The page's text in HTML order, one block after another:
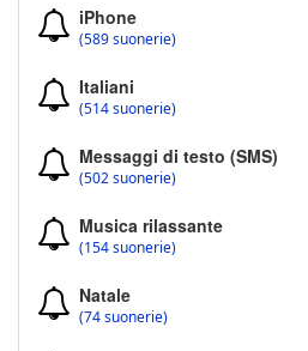
iPhone
(589 suonerie)
Italiani
(514 suonerie)
Messaggi di testo (SMS)
(502 suonerie)
Musica rilassante
(154 suonerie)
Natale
(74 suonerie)